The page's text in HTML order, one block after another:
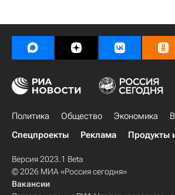
Политика Общество Экономика
Спецпроекты
Реклама Продукты
Версия 2023.1 Beta
© 2026 МИА «Россия сегодня»
Вакансии